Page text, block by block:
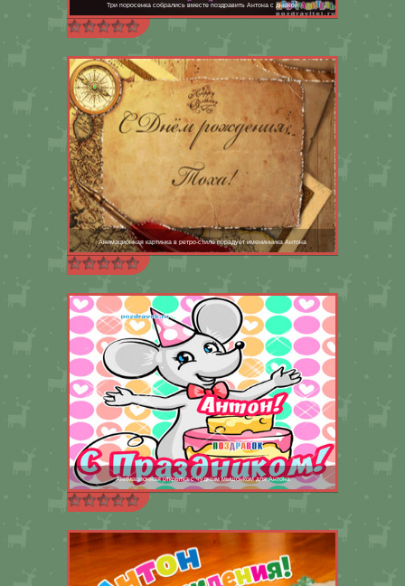
Три поросенка собрались вместе поздравить Антона с днюхой
Анимационная картинка в ретро-стиле порадует именинника Антона
Анимационная открытка с чудным мышонком для Антона